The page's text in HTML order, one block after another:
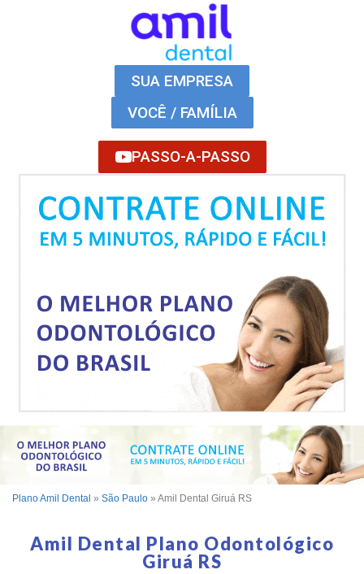
SUA EMPRESA
VOCÊ / FAMÍLIA
PASSO-A-PASSO
Plano Amil Dental » São Paulo » Amil Dental Giruá RS
Amil Dental Plano Odontológico
Giruá RS